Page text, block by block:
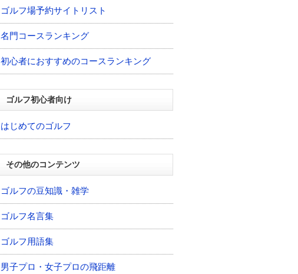
ゴルフ場予約サイトリスト
名門コースランキング
初心者におすすめのコースランキング
ゴルフ初心者向け
はじめてのゴルフ
その他のコンテンツ
ゴルフの豆知識・雑学
ゴルフ名言集
ゴルフ用語集
男子プロ・女子プロの飛距離